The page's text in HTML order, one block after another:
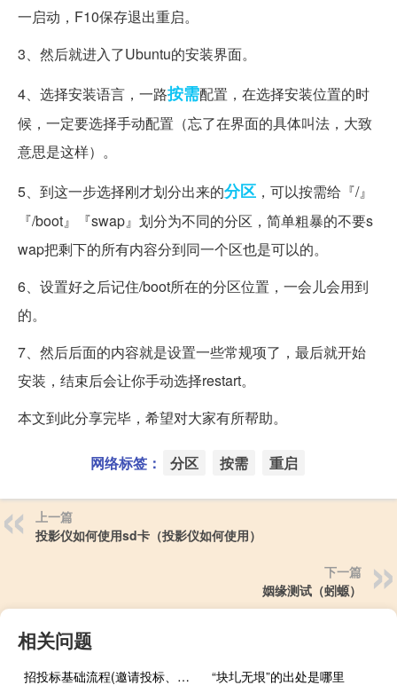
一启动，F10保存退出重启。
3、然后就进入了Ubuntu的安装界面。
4、选择安装语言，一路按需配置，在选择安装位置的时
候，一定要选择手动配置（忘了在界面的具体叫法，大致
意思是这样）。
5、到这一步选择刚才划分出来的分区 ，可以按需给『/』
『/boot』『swap』划分为不同的分区，简单粗暴的不要s
wap把剩下的所有内容分到同一个区也是可以的。
6、设置好之后记住/boot所在的分区位置，一会儿会用到
的。
7、然后后面的内容就是设置一些常规项了，最后就开始
安装，结束后会让你手动选择restart。
本文到此分享完毕，希望对大家有所帮助。
网络标签： 分区 按需 重启
上一篇
投影仪如何使用sd卡（投影仪如何使用）
下一篇
姻缘测试（蚓螈）
相关问题
招投标基础流程(邀请投标、文件评审、合同签订、验收和支付) “块圠无垠”的出处是哪里